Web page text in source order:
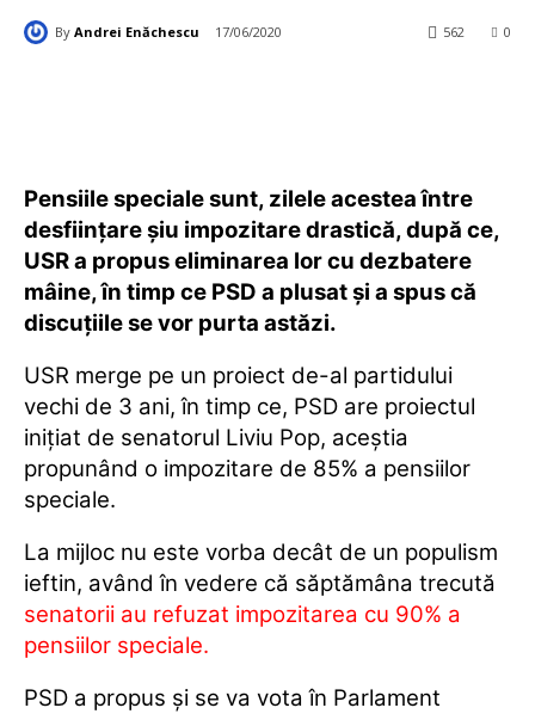
By Andrei Enăchescu 17/06/2020 0
562
Pensiile speciale sunt, zilele acestea între
desființare șiu impozitare drastică, după ce,
USR a propus eliminarea lor cu dezbatere
mâine, în timp ce PSD a plusat și a spus că
discuțiile se vor purta astăzi.
USR merge pe un proiect de-al partidului
vechi de 3 ani, în timp ce, PSD are proiectul
inițiat de senatorul Liviu Pop, aceștia
propunând o impozitare de 85% a pensiilor
speciale.
La mijloc nu este vorba decât de un populism
ieftin, având în vedere că săptămâna trecută
senatorii au refuzat impozitarea cu 90% a
pensiilor speciale.
PSD a propus şi se va vota în Parlament